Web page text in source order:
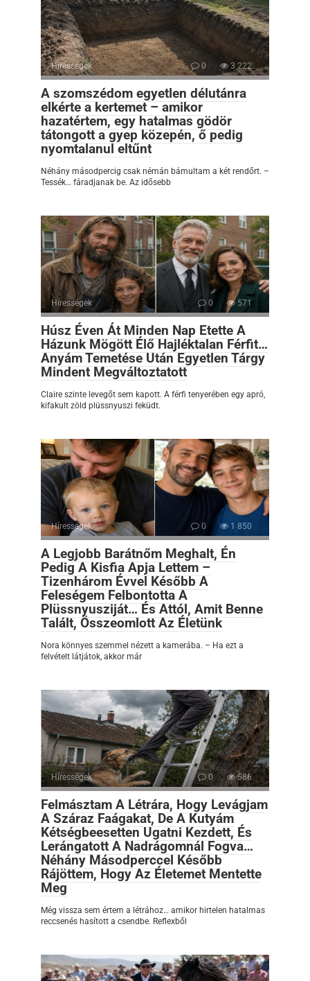
Hírességek 0 3 222
A szomszédom egyetlen délutánra
elkérte a kertemet – amikor
hazatértem, egy hatalmas gödör
tátongott a gyep közepén, ő pedig
nyomtalanul eltűnt
Néhány másodpercig csak némán bámultam a két rendőrt. –
Tessék… fáradjanak be. Az idősebb
Hírességek 0 571
Húsz Éven Át Minden Nap Etette A
Házunk Mögött Élő Hajléktalan Férfit…
Anyám Temetése Után Egyetlen Tárgy
Mindent Megváltoztatott
Claire szinte levegőt sem kapott. A férfi tenyerében egy apró,
kifakult zöld plüssnyuszi feküdt.
Hírességek 0 1 850
A Legjobb Barátnőm Meghalt, Én
Pedig A Kisfia Apja Lettem –
Tizenhárom Évvel Később A
Feleségem Felbontotta A
Plüssnyusziját… És Attól, Amit Benne
Talált, Összeomlott Az Életünk
Nora könnyes szemmel nézett a kamerába. – Ha ezt a
felvételt látjátok, akkor már
Hírességek 0 586
Felmásztam A Létrára, Hogy Levágjam
A Száraz Faágakat, De A Kutyám
Kétségbeesetten Ugatni Kezdett, És
Lerángatott A Nadrágomnál Fogva…
Néhány Másodperccel Később
Rájöttem, Hogy Az Életemet Mentette
Meg
Még vissza sem értem a létrához… amikor hirtelen hatalmas
reccsenés hasított a csendbe. Reflexből